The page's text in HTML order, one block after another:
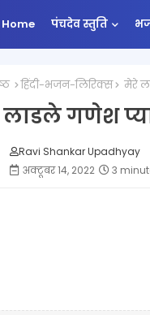
Home पंचदेव स्तुति
हिंदी-भजन-लिरिक्स मेरे
गणेश
Ravi Shankar Upadhyay
अक्टूबर 14, 2022
3